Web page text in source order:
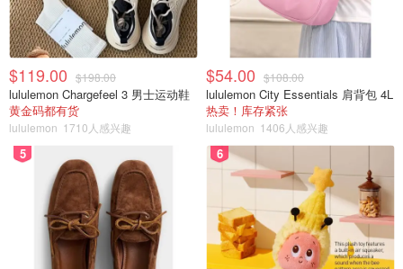
$119.00 $198.00
lululemon Chargefeel 3 男士运动鞋
黄金码都有货
lululemon 1710人感兴趣
$54.00 $108.00
lululemon City Essentials 肩背包 4L
热卖！库存紧张
lululemon 1406人感兴趣
5 6